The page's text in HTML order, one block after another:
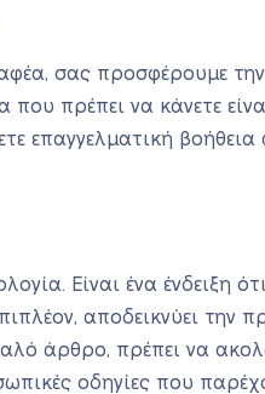
σας προσφέρουμε
πρέπει να κάνετε
επαγγελματική
Είναι ένα ένδειξη
αποδεικνύει την
άρθρο, πρέπει να
οδηγίες που